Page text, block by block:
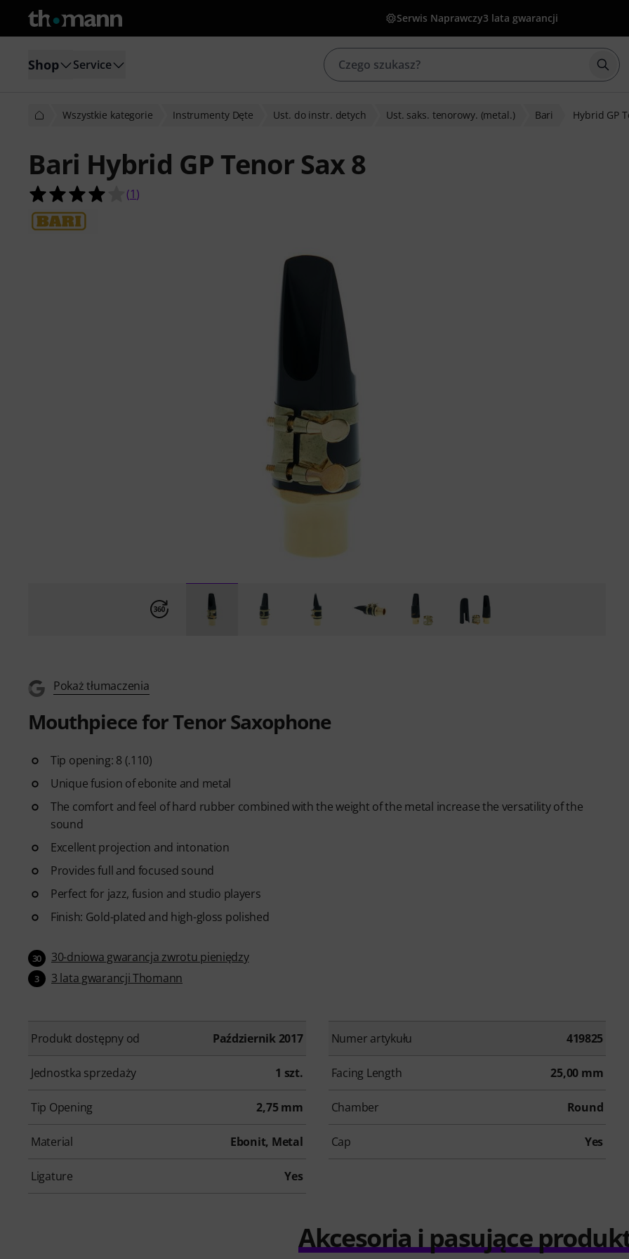
Serwis Naprawczy3 lata gwarancji
Shop Service
Wszystkie kategorie Instrumenty Dęte Ust. do instr. detych Ust. saks. tenorowy. (metal.) Bari Hybrid GP
Bari Hybrid GP Tenor Sax 8
4.0 na 5 gwiazdek z 1 ocen klientów
(1)
Pokaż tłumaczenia
Mouthpiece for Tenor Saxophone
Tip opening: 8 (.110)
Unique fusion of ebonite and metal
The comfort and feel of hard rubber combined with the weight of the metal increase the versatility of the
sound
Excellent projection and intonation
Provides full and focused sound
Perfect for jazz, fusion and studio players
Finish: Gold-plated and high-gloss polished
30 30-dniowa gwarancja zwrotu pieniędzy
3 3 lata gwarancji Thomann
Produkt dostępny od Październik 2017 Numer artykułu 419825
Jednostka sprzedaży 1 szt. Facing Length 25,00 mm
Tip Opening 2,75 mm Chamber Round
Material Ebonit, Metal Cap Yes
Ligature Yes
Akcesoria i pasujące